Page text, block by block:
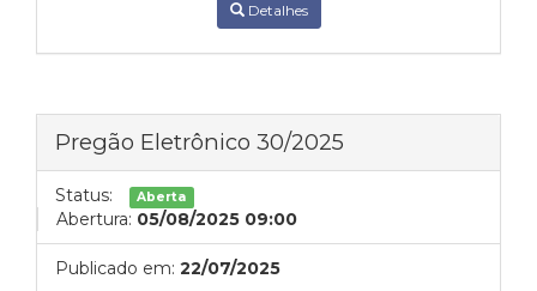
Detalhes
Pregão Eletrônico 30/2025
Status: Aberta
Abertura: 05/08/2025 09:00
Publicado em: 22/07/2025